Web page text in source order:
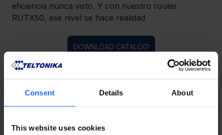
Consent Details About
This website uses cookies
eficiencia nunca visto. Y con nuestro router
RUTX50, ese nivel se hace realidad
DOWNLOAD CATALOG!
¿LE GUSTO ESTA HISTORIA?